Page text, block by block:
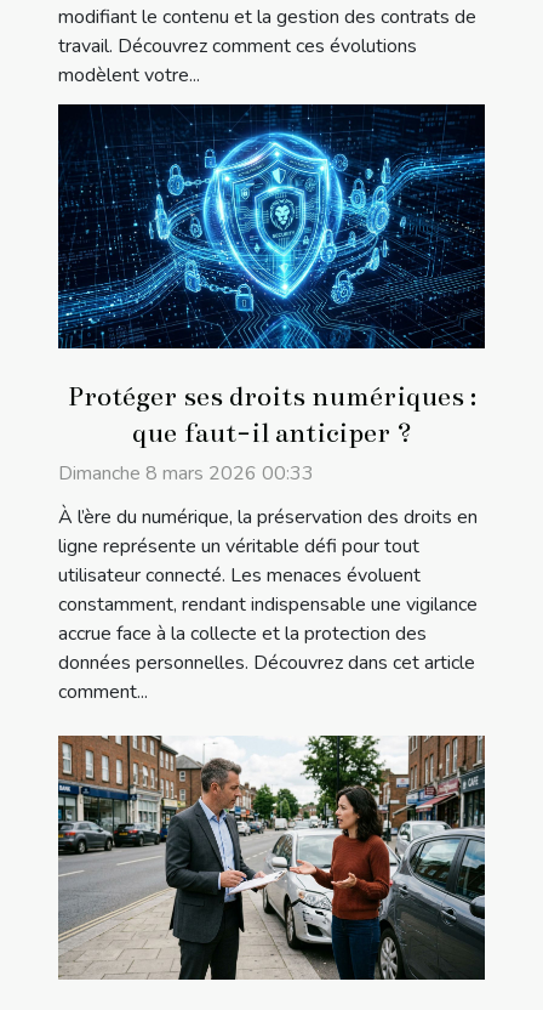
modifiant le contenu et la gestion des contrats de
travail. Découvrez comment ces évolutions
modèlent votre...
Protéger ses droits numériques :
que faut-il anticiper ?
Dimanche 8 mars 2026 00:33
À l’ère du numérique, la préservation des droits en
ligne représente un véritable défi pour tout
utilisateur connecté. Les menaces évoluent
constamment, rendant indispensable une vigilance
accrue face à la collecte et la protection des
données personnelles. Découvrez dans cet article
comment...